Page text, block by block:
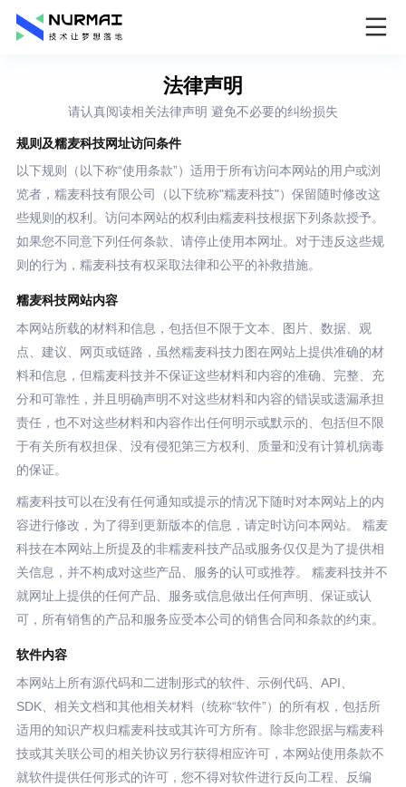
法律声明
请认真阅读相关法律声明 避免不必要的纠纷损失
规则及糯麦科技网址访问条件
以下规则（以下称“使用条款”）适用于所有访问本网站的用户或浏
览者，糯麦科技有限公司（以下统称"糯麦科技"）保留随时修改这
些规则的权利。访问本网站的权利由糯麦科技根据下列条款授予。
如果您不同意下列任何条款、请停止使用本网址。对于违反这些规
则的行为，糯麦科技有权采取法律和公平的补救措施。
糯麦科技网站内容
本网站所载的材料和信息，包括但不限于文本、图片、数据、观
点、建议、网页或链路，虽然糯麦科技力图在网站上提供准确的材
料和信息，但糯麦科技并不保证这些材料和内容的准确、完整、充
分和可靠性，并且明确声明不对这些材料和内容的错误或遗漏承担
责任，也不对这些材料和内容作出任何明示或默示的、包括但不限
于有关所有权担保、没有侵犯第三方权利、质量和没有计算机病毒
的保证。
糯麦科技可以在没有任何通知或提示的情况下随时对本网站上的内
容进行修改，为了得到更新版本的信息，请定时访问本网站。 糯麦
科技在本网站上所提及的非糯麦科技产品或服务仅仅是为了提供相
关信息，并不构成对这些产品、服务的认可或推荐。 糯麦科技并不
就网址上提供的任何产品、服务或信息做出任何声明、保证或认
可，所有销售的产品和服务应受本公司的销售合同和条款的约束。
软件内容
本网站上所有源代码和二进制形式的软件、示例代码、API、
SDK、相关文档和其他相关材料（统称“软件”）的所有权，包括所
适用的知识产权归糯麦科技或其许可方所有。除非您跟据与糯麦科
技或其关联公司的相关协议另行获得相应许可，本网站使用条款不
就软件提供任何形式的许可，您不得对软件进行反向工程、反编